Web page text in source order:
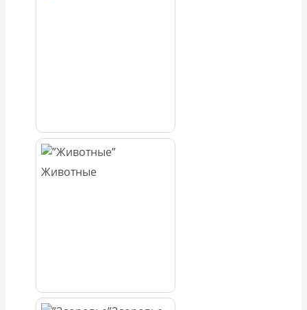
Животные